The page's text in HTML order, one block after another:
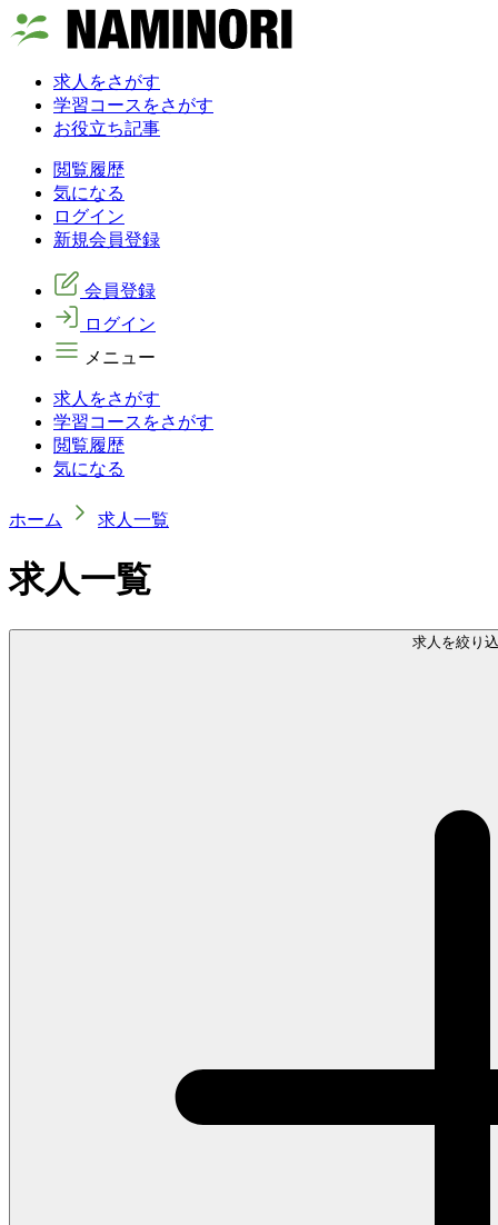
求人をさがす
学習コースをさがす
お役立ち記事
閲覧履歴
気になる
ログイン
新規会員登録
会員登録
ログイン
メニュー
求人をさがす
学習コースをさがす
閲覧履歴
気になる
ホーム 求人一覧
求人一覧
求人を絞り